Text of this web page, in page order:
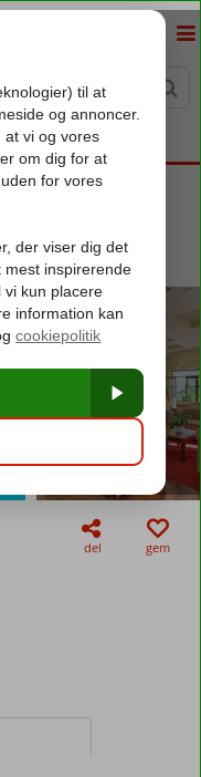
del gem